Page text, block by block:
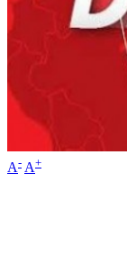
A- A+